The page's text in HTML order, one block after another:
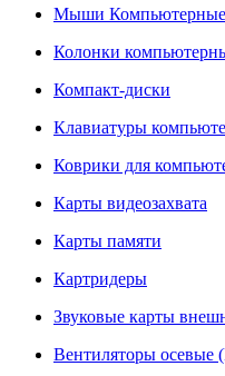
Мыши Компьютерные
Колонки
Компакт-диски
Клавиатуры
Коврики для
Карты видеозахвата
Карты памяти
Картридеры
Звуковые карты
Вентиляторы осевые